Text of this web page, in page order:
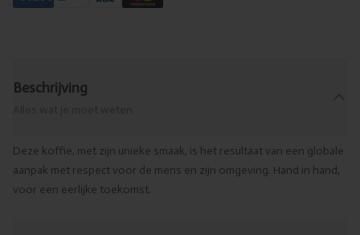
Beschrijving
Deze koffie, met zijn unieke smaak, is het resultaat van een globale
aanpak met respect voor de mens en zijn omgeving. Hand in hand,
voor een eerlijke toekomst.